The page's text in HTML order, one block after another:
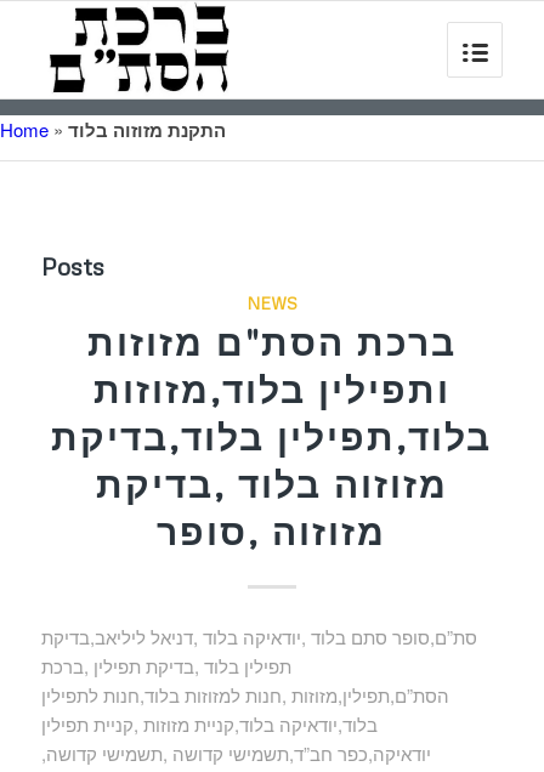
Home » התקנת מזוזוה בלוד
Posts
NEWS
ברכת הסת"ם מזוזות
ותפילין בלוד,מזוזות
בלוד,תפילין בלוד,בדיקת
מזוזוה בלוד ,בדיקת
מזוזוה ,סופר
סת”ם,סופר סתם בלוד ,יודאיקה בלוד ,דניאל ליליאב,בדיקת
תפילין בלוד ,בדיקת תפילין ,ברכת
הסת”ם,תפילין,מזוזות ,חנות למזוזות בלוד,חנות לתפילין
בלוד,יודאיקה בלוד,קניית מזוזות ,קניית תפילין
,יודאיקה,כפר חב”ד,תשמישי קדושה ,תשמישי קדושה